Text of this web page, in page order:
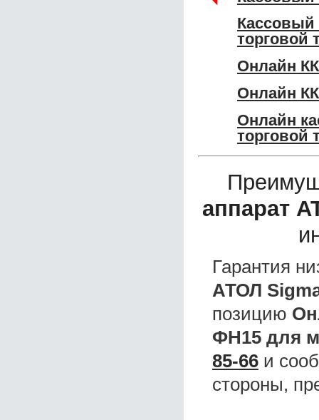
торговой
Онлайн
Онлайн
Онлайн
торговой
аппарат
Гарантия
АТОЛ
позицию
ФН15 для
85-66 и
стороны,